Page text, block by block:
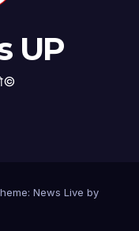
UP
News Live by